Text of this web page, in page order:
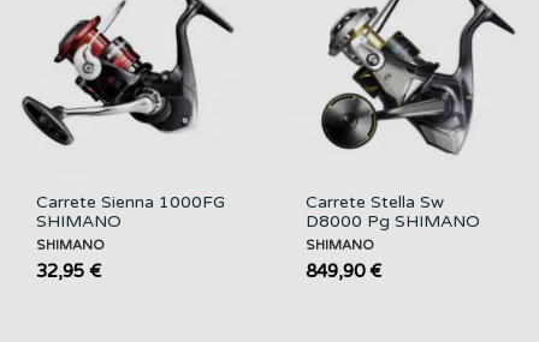
Carrete Sienna 1000FG
SHIMANO
SHIMANO
32,95 €
Carrete Stella Sw
D8000 Pg SHIMANO
SHIMANO
849,90 €